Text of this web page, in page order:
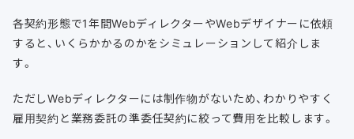
各契約形態で1年間WebディレクターやWebデザイナーに依頼
すると、いくらかかるのかをシミュレーションして紹介しま
す。
ただしWebディレクターには制作物がないため、わかりやすく
雇用契約と業務委託の準委任契約に絞って費用を比較します。